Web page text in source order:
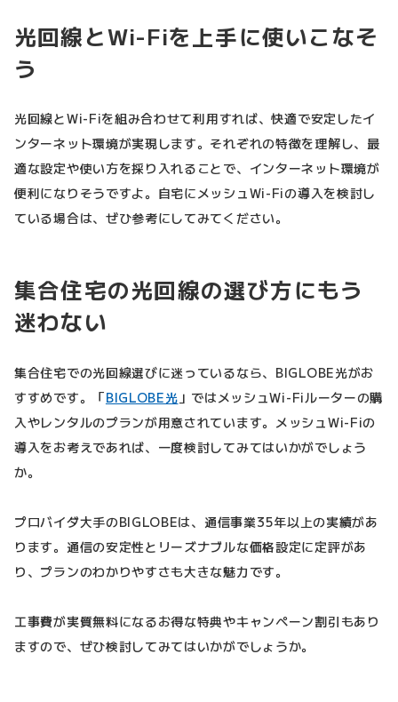
光回線とWi-Fiを上手に使いこなそ
う
光回線とWi-Fiを組み合わせて利用すれば、快適で安定したイ
ンターネット環境が実現します。それぞれの特徴を理解し、最
適な設定や使い方を採り入れることで、インターネット環境が
便利になりそうですよ。自宅にメッシュWi-Fiの導入を検討し
ている場合は、ぜひ参考にしてみてください。
集合住宅の光回線の選び方にもう
迷わない
集合住宅での光回線選びに迷っているなら、BIGLOBE光がお
すすめです。「BIGLOBE光 」ではメッシュWi-Fiルーターの購
入やレンタルのプランが用意されています。メッシュWi-Fiの
導入をお考えであれば、一度検討してみてはいかがでしょう
か。
プロバイダ大手のBIGLOBEは、通信事業35年以上の実績があ
ります。通信の安定性とリーズナブルな価格設定に定評があ
り、プランのわかりやすさも大きな魅力です。
工事費が実質無料になるお得な特典やキャンペーン割引もあり
ますので、ぜひ検討してみてはいかがでしょうか。